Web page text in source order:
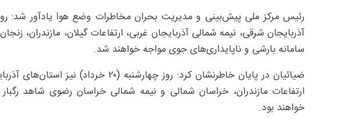
آذربایجان شرقی، نیمه شمالی آذربایجان غربی، ارتفاعات گیلان، مازندران،
سامانه بارشی و ناپایداری‌های جوی مواجه خواهند شد.
ضیائیان در پایان خاطرنشان کرد: روز
ارتفاعات مازندران، خراسان شمالی و نیمه شمالی خراسان رضوی شاهد
خواهند بود.